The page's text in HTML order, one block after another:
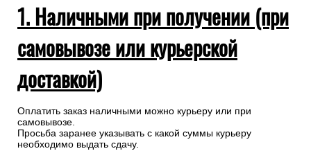
1. Наличными при получении (при
самовывозе или курьерской
доставкой)
Оплатить заказ наличными можно курьеру или при
самовывозе.
Просьба заранее указывать с какой суммы курьеру
необходимо выдать сдачу.